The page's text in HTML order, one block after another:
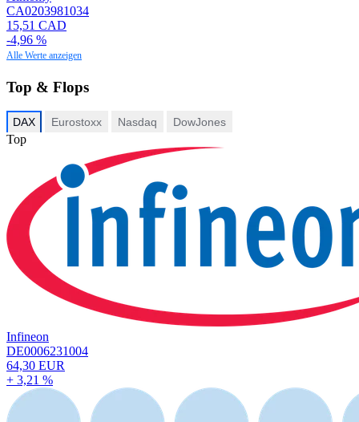
CA0203981034
15,51 CAD
-4,96 %
Alle Werte anzeigen
Top & Flops
DAX Eurostoxx Nasdaq DowJones
Top
Infineon
DE0006231004
64,30 EUR
+ 3,21 %